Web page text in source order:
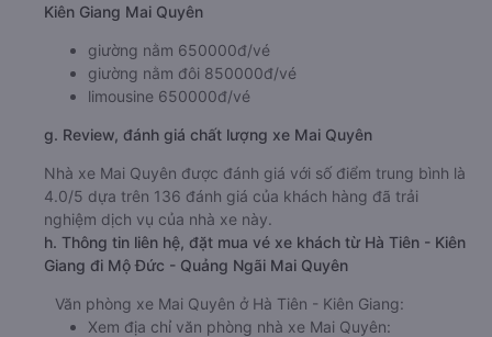
Kiên Giang Mai Quyên
giường nằm 650000đ/vé
giường nằm đôi 850000đ/vé
limousine 650000đ/vé
g. Review, đánh giá chất lượng xe Mai Quyên
Nhà xe Mai Quyên được đánh giá với số điểm trung bình là
4.0/5 dựa trên 136 đánh giá của khách hàng đã trải
nghiệm dịch vụ của nhà xe này.
h. Thông tin liên hệ, đặt mua vé xe khách từ Hà Tiên - Kiên
Giang đi Mộ Đức - Quảng Ngãi Mai Quyên
Văn phòng xe Mai Quyên ở Hà Tiên - Kiên Giang:
Xem địa chỉ văn phòng nhà xe Mai Quyên: